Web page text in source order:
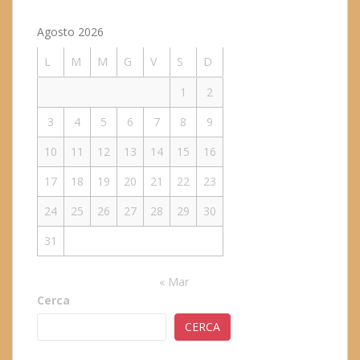
Agosto 2026
L
M M G V S
D
1
2
3
4 5 6 7 8
9
10
11 12 13 14 15
16
17
18 19 20 21 22
23
24
25 26 27 28 29
30
31
« Mar
Cerca
CERCA